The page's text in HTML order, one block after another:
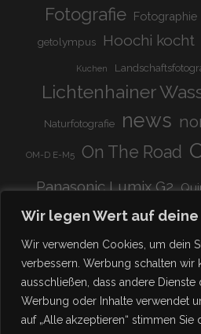
Wir legen Wert auf
Wir verwenden Cookies, um dein
verbessern. Werbung schalten wir
ausschließen, dass andere
Werbung oder Inhalte verwendet
auf „Alle akzeptieren“ stimmen
Fotografie Fotographie
getolympus Hoochi kocht
Kuchen
Lichtenhainer
Naturfotografie news
OM-D E-M5 On The Road
Panasonic Lumix G2
Rundreise schnell &
Stadion super lecker
vegetarisch Viadukt
zu